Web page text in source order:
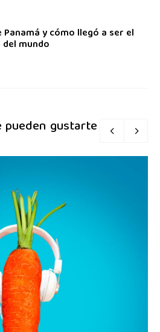
Panamá y cómo llegó a ser el
mundo
gustarte